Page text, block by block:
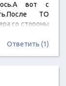
вот с
ТО
со стороны
заслонки не
Ответить (1)